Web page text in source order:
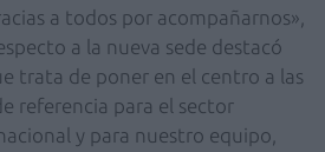
a todos por acompañarnos»,
a la nueva sede destacó
trata de poner en el centro a las
referencia para el sector
y para nuestro equipo,